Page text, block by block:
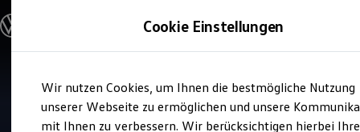
Hauptinhalt
springen
Footer
springen
Modelle und Konfigurator
Modelle vergleichen
Elektroautos
ENERGY Sondermodelle
Nutzfahrzeuge
Verkauf und Service
Autohaus Lassotta
Cookie Einstellungen
Wir nutzen Cookies, um Ihnen die bestmögliche Nutzung
unserer Webseite zu ermöglichen und unsere
mit Ihnen zu verbessern. Wir berücksichtigen hierbei Ihre